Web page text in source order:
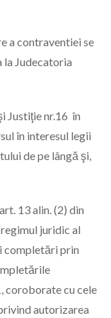
a contraventiei se
Judecatoria
Justiţie nr.16 în
în interesul legii
de pe lângă şi,
13 alin. (2) din
juridic al
completări prin
coroborate cu cele
autorizarea